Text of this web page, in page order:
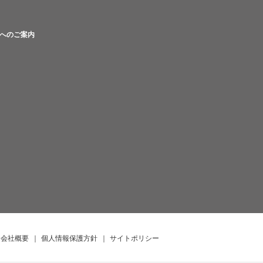
のご案内
会社概要 ｜ 個人情報保護方針 ｜ サイトポリシー